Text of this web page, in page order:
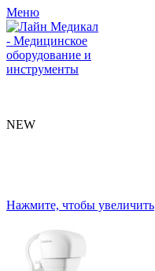
Меню
NEW
Нажмите, чтобы увеличить